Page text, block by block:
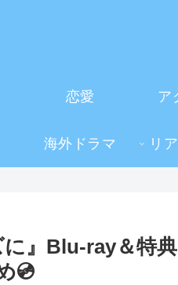
恋愛 ア
海外ドラマ
』Blu-ray＆特
💿